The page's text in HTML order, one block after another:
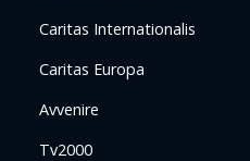
Caritas Internationalis
Caritas Europa
Avvenire
Tv2000